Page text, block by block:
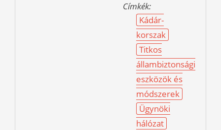
Címkék:
Kádár-
korszak
Titkos
állambiztonsági
eszközök és
módszerek
Ügynöki
hálózat